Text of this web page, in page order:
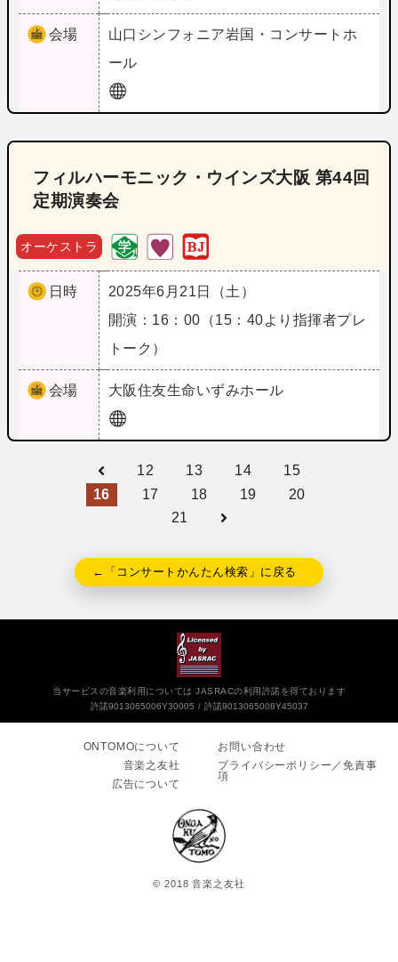
会場 山口 シンフォニア岩国・コンサートホ
ール
フィルハーモニック・ウインズ大阪 第44回
定期演奏会
オーケストラ
日時
2025年6月21日（土）
開演：16：00（15：40より指揮者プレ
トーク）
会場 大阪住友生命いずみホール
12 13 14
15
16
17 18 19
20
21
←「コンサートかんたん検索」に戻る
当サービスの音楽利用については JASRACの利用許諾を得ております
許諾9013065006Y30005
許諾9013065008Y45037
ONTOMOについて
音楽之友社
広告について
お問い合わせ
プライバシーポリシー／免責事
項
© 2018 音楽之友社